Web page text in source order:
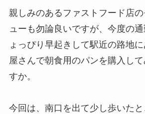
親しみのあるファストフード店
ューも勿論良いですが、今度の
ょっぴり早起きして駅近の路地
屋さんで朝食用のパンを購入し
すか。
今回は、南口を出て少し歩いた